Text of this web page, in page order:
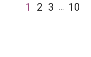
1 2 3 10